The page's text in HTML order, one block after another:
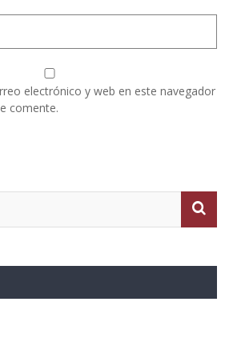
electrónico y web en este navegador
comente.